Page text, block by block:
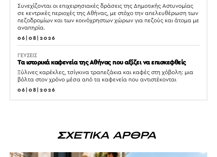
Συνεχίζονται οι επιχειρησιακές δράσεις της Δημοτικής Αστυνομίας
σε κεντρικές περιοχές της Αθήνας, με στόχο την απελευθέρωση των
πεζοδρομίων και των κοινόχρηστων χώρων για πεζούς και άτομα με
αναπηρία.
06|08|2026
ΓΕΥΣΕΙΣ
Τα ιστορικά καφενεία της Αθήνας που αξίζει να επισκεφθείς
Ξύλινες καρέκλες, τσίγκινα τραπεζάκια και καφές στη χόβολη: μια
βόλτα στον χρόνο μέσα από τα καφενεία που αντιστέκονται
06|08|2026
ΣΧΕΤΙΚΑ ΑΡΘΡΑ